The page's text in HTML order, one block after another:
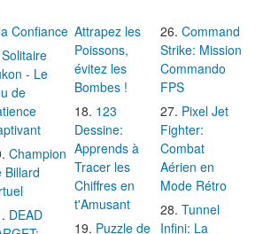
Confiance
Solitaire
- Le
de
Champion
Billard
DEAD
Attrapez les
Poissons,
évitez les
Bombes !
123
Dessine:
Apprends à
Tracer les
Chiffres en
t'Amusant
Puzzle de
Command
Strike: Mission
Commando
FPS
Pixel Jet
Fighter:
Combat
Aérien en
Mode Rétro
Tunnel
Infini: La